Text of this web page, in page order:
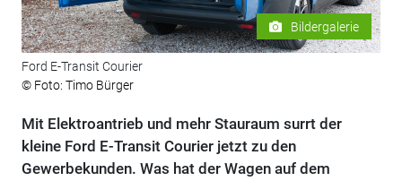
Bildergalerie
Ford E-Transit Courier
© Foto: Timo Bürger
Mit Elektroantrieb und mehr Stauraum surrt der
kleine Ford E-Transit Courier jetzt zu den
Gewerbekunden. Was hat der Wagen auf dem